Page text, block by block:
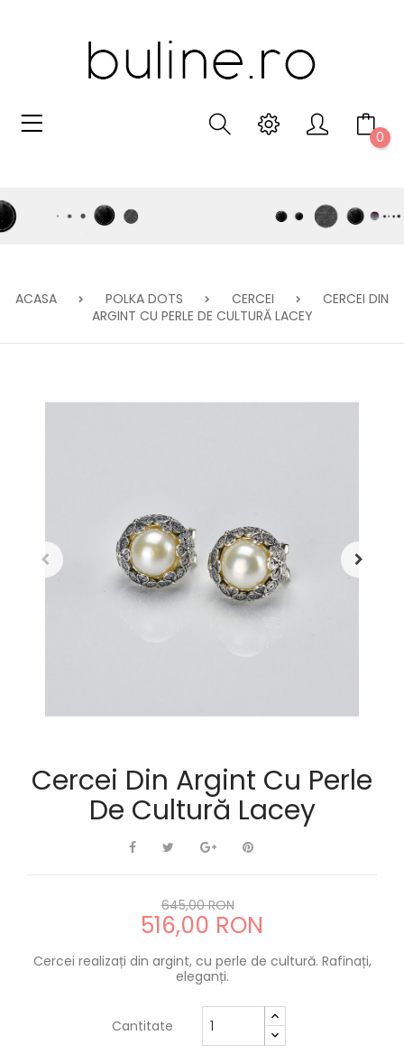
0
ACASA POLKA DOTS CERCEI
CERCEI DIN
ARGINT CU PERLE DE CULTURĂ LACEY
Cercei Din Argint Cu Perle
De Cultură Lacey
645,00 RON
516,00 RON
Cercei realizați din argint, cu perle de cultură. Rafinați,
eleganți.
Cantitate